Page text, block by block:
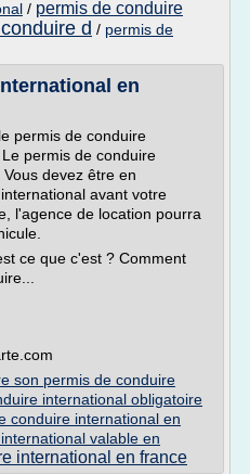
/ permis de conduire
d / permis de
en
permis de conduire
permis de conduire
devez être en
avant votre
l'agence de location pourra
ce que c'est ? Comment
son permis de conduire
international obligatoire
conduire international en
valable en
international en france